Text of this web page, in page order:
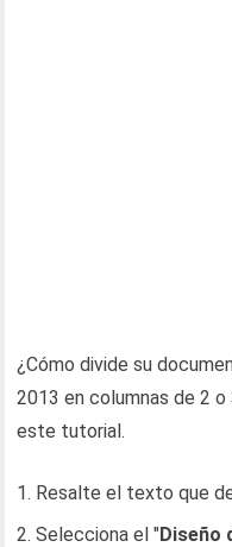
¿Cómo divide su
2013 en columnas de 2
este tutorial.
Resalte el texto que
Selecciona el "Diseño